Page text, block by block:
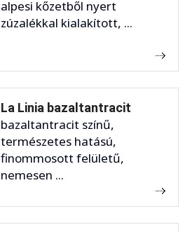
alpesi kőzetből nyert
zúzalékkal kialakított, ...
La Linia bazaltantracit
bazaltantracit színű,
természetes hatású,
finommosott felületű,
nemesen ...